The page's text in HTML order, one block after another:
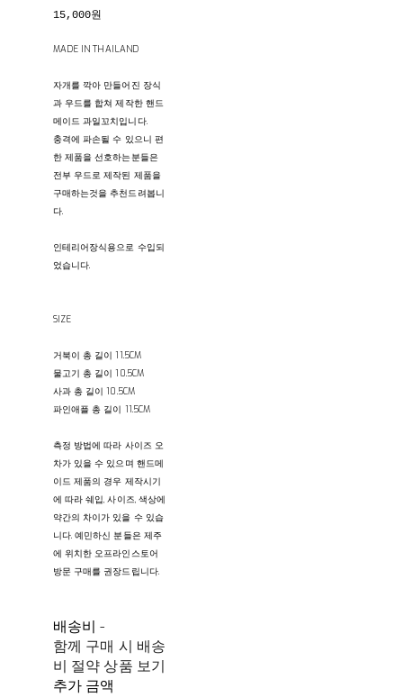
15,000원
MADE IN THAILAND
자개를 깍아 만들어진 장식
과 우드를 합쳐 제작한 핸드
메이드 과일꼬치입니다.
충격에 파손될 수 있으니 편
한 제품을 선호하는분들은
전부 우드로 제작된 제품을
구매하는것을 추천드려봅니
다.
인테리어장식용으로 수입되
었습니다.
SIZE
거북이 총 길이 11.5CM
물고기 총 길이 10.5CM
사과 총 길이 10.5CM
파인애플 총 길이 11.5CM
측정 방법에 따라 사이즈 오
차가 있을 수 있으며 핸드메
이드 제품의 경우 제작시기
에 따라 쉐입, 사이즈, 색상에
약간의 차이가 있을 수 있습
니다. 예민하신 분들은 제주
에 위치한 오프라인스토어
방문 구매를 권장드립니다.
배송비-
함께 구매 시 배송
비 절약 상품 보기
추가 금액